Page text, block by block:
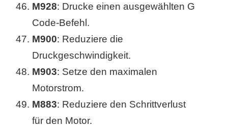
M928: Drucke einen ausgewählten G
Code-Befehl.
M900: Reduziere die
Druckgeschwindigkeit.
M903: Setze den maximalen
Motorstrom.
M883: Reduziere den Schrittverlust
für den Motor.